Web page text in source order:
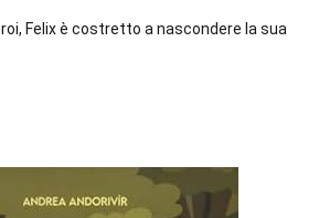
Felix è costretto a nascondere la sua